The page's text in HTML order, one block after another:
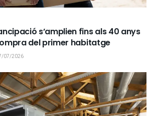
s’amplien fins als 40 anys
del primer habitatge
07/2026